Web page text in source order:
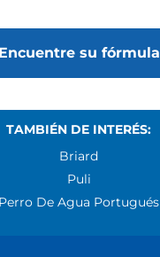
Encuentre su fórmula
TAMBIÉN DE INTERÉS:
Briard
Puli
Perro De Agua Portugués